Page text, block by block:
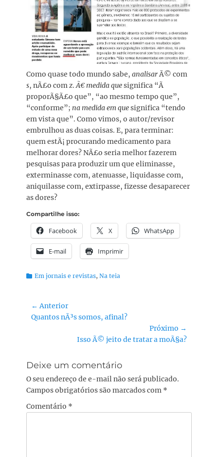
Como quase todo mundo sabe, analisarÃ© com
s, nÃ£o comz.Ã€ medida quesignifica “Ã
proporÃ§Ã£o que”, “ao mesmo tempo que”,
“conforme”; na medida em quesignifica “tendo
em vista que”. Como vimos, o autor/revisor
embrulhou as duas coisas. E, para terminar:
quem estÃ¡ procurando medicamento para
melhorar dores? NÃ£o seria melhor fazerem
pesquisas para produzir um que eliminasse,
exterminasse com, atenuasse, liquidasse com,
aniquilasse com, extirpasse, fizesse desaparecer
as dores?
Compartilhe isso:
Facebook X WhatsApp
E-mail Imprimir
Categorias:
Em jornais e revistas, Na teia
Navegação
de
← Anterior
Post
Quantos nÃ³s somos, afinal?
Próximo →
Isso Ã© jeito de tratar a moÃ§a?
Deixe um comentário
O seu endereço de e-mail não será publicado.
Campos obrigatórios são marcados com *
Comentário *